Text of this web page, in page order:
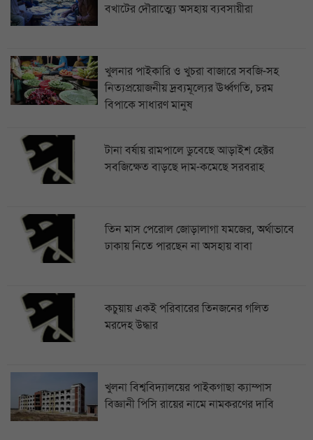
বখাটের দৌরাত্ম্যে অসহায় ব্যবসায়ীরা
খুলনার পাইকারি ও খুচরা বাজারে সবজি-সহ
নিত্যপ্রয়োজনীয় দ্রব্যমূল্যের ঊর্ধ্বগতি, চরম
বিপাকে সাধারণ মানুষ
টানা বর্ষায় রামপালে ডুবেছে আড়াইশ হেক্টর
সবজিক্ষেত বাড়ছে দাম-কমেছে সরবরাহ
তিন মাস পেরোল জোড়ালাগা যমজের, অর্থাভাবে
ঢাকায় নিতে পারছেন না অসহায় বাবা
কচুয়ায় একই পরিবারের তিনজনের গলিত
মরদেহ উদ্ধার
খুলনা বিশ্ববিদ্যালয়ের পাইকগাছা ক্যাম্পাস
বিজ্ঞানী পিসি রায়ের নামে নামকরণের দাবি